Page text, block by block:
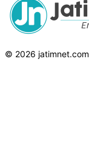
© 2026 jatimnet.com